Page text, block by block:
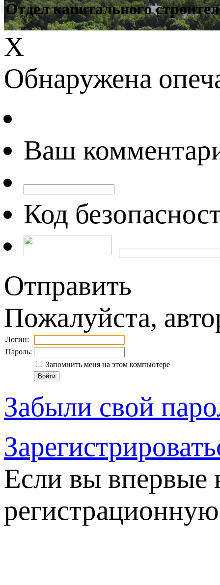
Отдел капитального
Х
Обнаружена
Ваш
Код
Отправить
Пожалуйста,
Логин:
Пароль:
Запомнить меня на этом компьютере
Забыли свой
Если вы впервые